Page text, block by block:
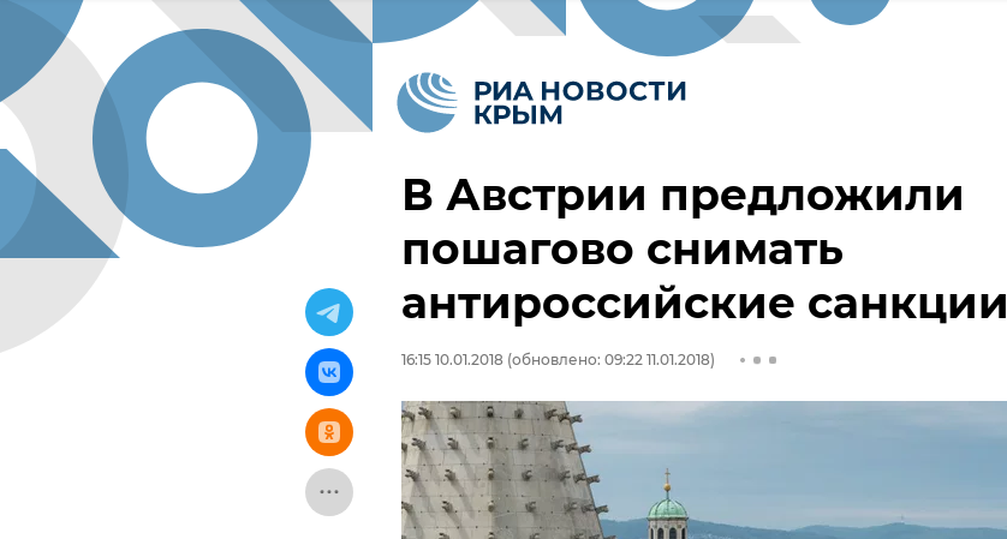
В Австрии предложили
пошагово снимать
антироссийские санкции
16:15 10.01.2018 (обновлено: 09:22 11.01.2018)